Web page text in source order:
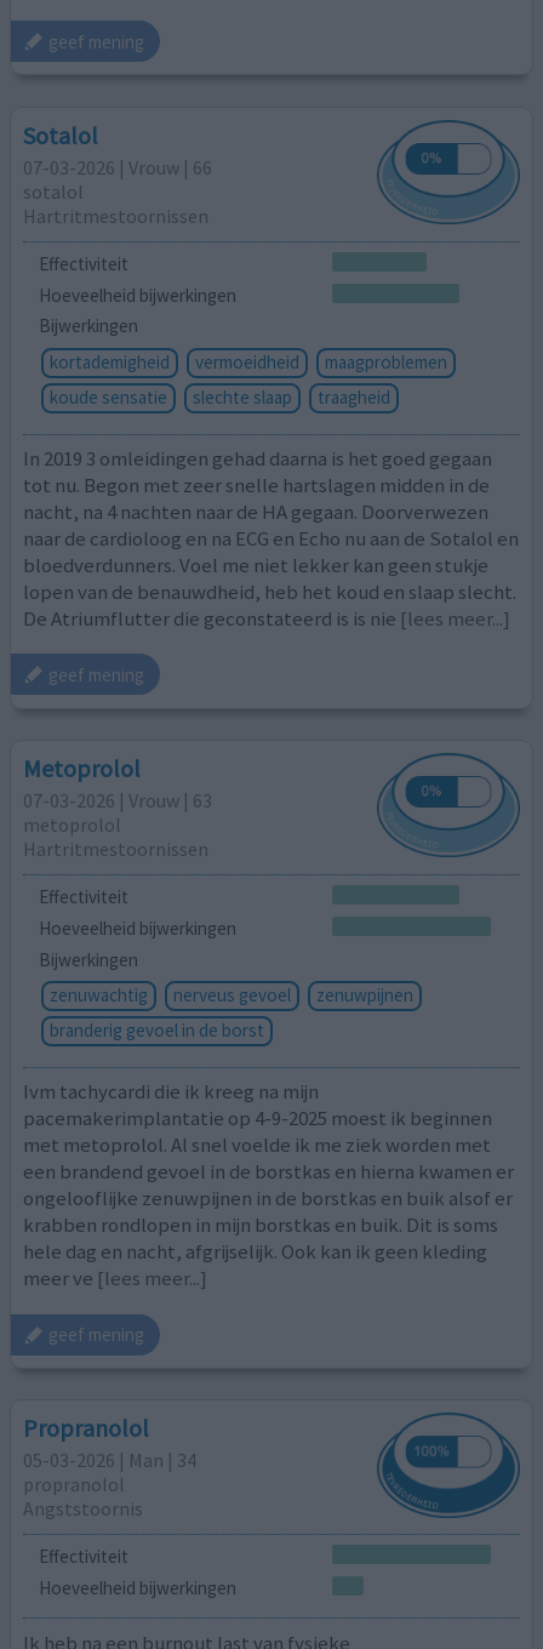
geef mening
Sotalol
07-03-2026 | Vrouw | 66
sotalol
Hartritmestoornissen
Effectiviteit
Hoeveelheid bijwerkingen
Bijwerkingen
kortademigheid
vermoeidheid
maagproblemen
koude sensatie
slechte slaap traagheid
In 2019 3 omleidingen gehad daarna is het goed gegaan
tot nu. Begon met zeer snelle hartslagen midden in de
nacht, na 4 nachten naar de HA gegaan. Doorverwezen
naar de cardioloog en na ECG en Echo nu aan de Sotalol en
bloedverdunners. Voel me niet lekker kan geen stukje
lopen van de benauwdheid, heb het koud en slaap slecht.
De Atriumflutter die geconstateerd is is nie [lees meer...]
geef mening
Metoprolol
07-03-2026 | Vrouw | 63
metoprolol
Hartritmestoornissen
Effectiviteit
Hoeveelheid bijwerkingen
Bijwerkingen
zenuwachtig
nerveus gevoel
zenuwpijnen
branderig gevoel in de borst
Ivm tachycardi die ik kreeg na mijn
pacemakerimplantatie op 4-9-2025 moest ik beginnen
met metoprolol. Al snel voelde ik me ziek worden met
een brandend gevoel in de borstkas en hierna kwamen er
ongelooflijke zenuwpijnen in de borstkas en buik alsof er
krabben rondlopen in mijn borstkas en buik. Dit is soms
hele dag en nacht, afgrijselijk. Ook kan ik geen kleding
meer ve [lees meer...]
geef mening
Propranolol
05-03-2026 | Man | 34
propranolol
Angststoornis
Effectiviteit
Hoeveelheid bijwerkingen
Ik heb na een burnout last van fysieke